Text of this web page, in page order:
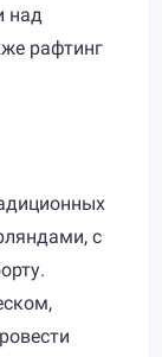
над
рафтинг
с